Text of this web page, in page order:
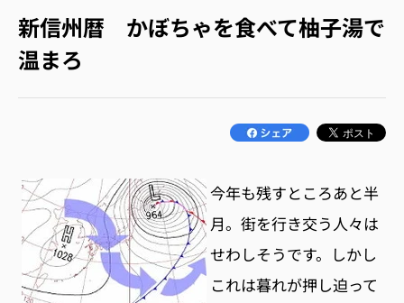
新信州暦 かぼちゃを食べて柚子湯で
温まろ
今年も残すところあと半
月。街を行き交う人々は
せわしそうです。しかし
これは暮れが押し迫って